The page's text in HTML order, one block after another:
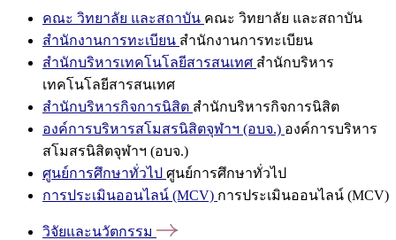
คณะ วิทยาลัย และสถาบัน คณะ วิทยาลัย และสถาบัน
สำนักงานการทะเบียน สำนักงานการทะเบียน
สำนักบริหารเทคโนโลยีสารสนเทศ สำนักบริหาร
เทคโนโลยีสารสนเทศ
สำนักบริหารกิจการนิสิต สำนักบริหารกิจการนิสิต
องค์การบริหารสโมสรนิสิตจุฬาฯ (อบจ.) องค์การบริหาร
สโมสรนิสิตจุฬาฯ (อบจ.)
ศูนย์การศึกษาทั่วไป ศูนย์การศึกษาทั่วไป
การประเมินออนไลน์ (MCV) การประเมินออนไลน์ (MCV)
วิจัยและนวัตกรรม